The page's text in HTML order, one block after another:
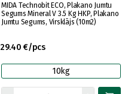
MIDA Technobit ECO, Plakano Jumtu
Segums Mineral V 3.5 Kg HKP, Plakano
Jumtu Segums, Virsklājs (10m2)
29.40 €/pcs
10kg